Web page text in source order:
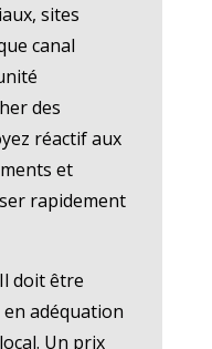
sites
canal
des
réactif aux
et
rapidement
doit être
adéquation
Un prix